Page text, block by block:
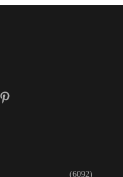
(6092)